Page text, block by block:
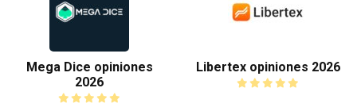
Mega Dice opiniones
2026
Libertex opiniones 2026